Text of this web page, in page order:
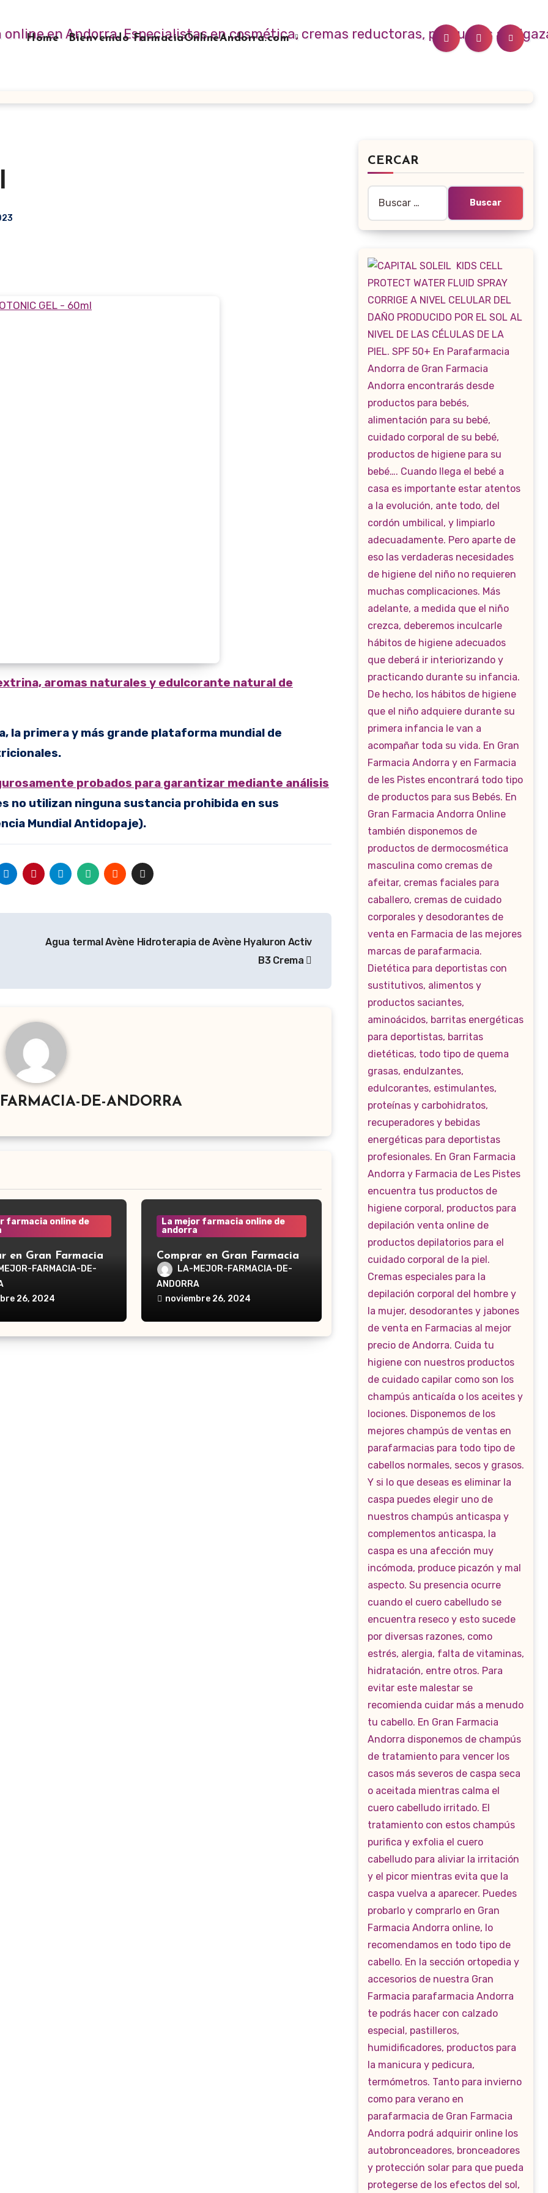
Home Bienvenido FarmaciaOnlineAndorra.com
aromas naturales y edulcorante natural de
la primera y más grande plataforma mundial de
probados para garantizar mediante análisis
no utilizan ninguna sustancia prohibida en sus
Mundial Antidopaje).
Agua termal Avène Hidroterapia de Avène Hyaluron Activ
B3 Crema
DE-ANDORRA
farmacia online de
en Gran Farmacia
Waterpik®
Traveler WP-300
FARMACIA-DE-
26, 2024
La mejor farmacia online de
andorra
Comprar en Gran Farmacia
Andorra Waterpik®
Irrigador Ultra Plus WP-160
LA-MEJOR-FARMACIA-DE-
ANDORRA
noviembre 26, 2024
CERCAR